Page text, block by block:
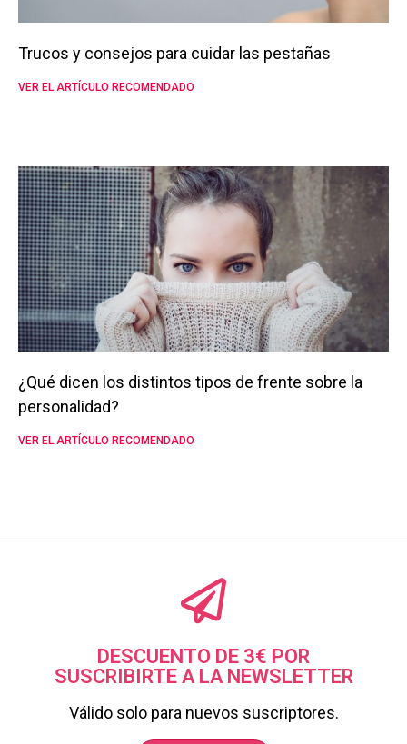
Trucos y consejos para cuidar las pestañas
VER EL ARTÍCULO RECOMENDADO
¿Qué dicen los distintos tipos de frente sobre la
personalidad?
VER EL ARTÍCULO RECOMENDADO
DESCUENTO DE 3€ POR
SUSCRIBIRTE A LA NEWSLETTER
Válido solo para nuevos suscriptores.